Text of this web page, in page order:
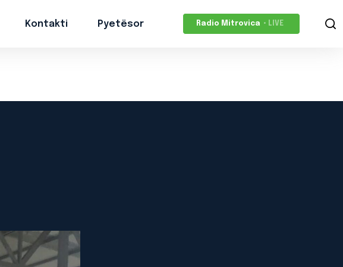
Kontakti Pyetësor Radio Mitrovica • LIVE